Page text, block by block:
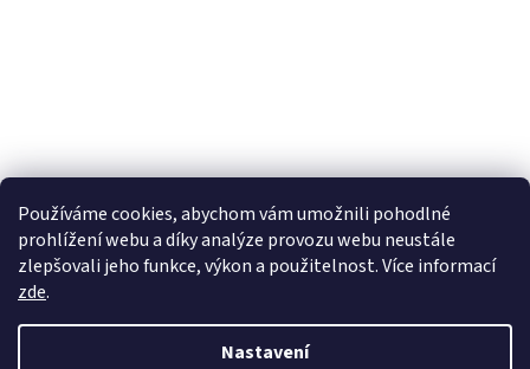
Používáme cookies, abychom vám umožnili pohodlné
prohlížení webu a díky analýze provozu webu neustále
zlepšovali jeho funkce, výkon a použitelnost. Více informací
zde.
Nastavení